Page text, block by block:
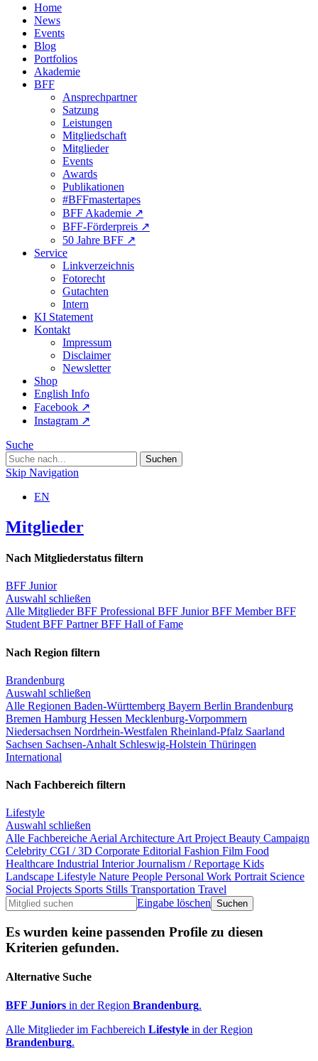
Home
News
Events
Blog
Portfolios
Akademie
BFF
Ansprechpartner
Satzung
Leistungen
Mitgliedschaft
Mitglieder
Events
Awards
Publikationen
#BFFmastertapes
BFF Akademie ↗︎
BFF-Förderpreis ↗︎
50 Jahre BFF ↗︎
Service
Linkverzeichnis
Fotorecht
Gutachten
Intern
KI Statement
Kontakt
Impressum
Disclaimer
Newsletter
Shop
English Info
Facebook ↗︎
Instagram ↗︎
Suche
Skip Navigation
EN
Mitglieder
Nach Mitgliederstatus filtern
BFF Junior
Auswahl schließen
Alle MitgliederBFF Professional BFF JuniorBFF MemberBFF
Student BFF PartnerBFF Hall of Fame
Nach Region filtern
Brandenburg
Auswahl schließen
Alle Regionen Baden-Württemberg Bayern Berlin Brandenburg
Bremen Hamburg Hessen Mecklenburg-Vorpommern
Niedersachsen Nordrhein-Westfalen Rheinland-Pfalz Saarland
Sachsen Sachsen-Anhalt Schleswig-Holstein Thüringen
International
Nach Fachbereich filtern
Lifestyle
Auswahl schließen
Alle Fachbereiche Aerial Architecture Art Project Beauty Campaign
Celebrity CGI / 3D Corporate Editorial Fashion Film Food
Healthcare Industrial InteriorJournalism / Reportage Kids
Landscape Lifestyle Nature People Personal Work Portrait Science
Social Projects Sports Stills Transportation Travel
Eingabe löschen
Es wurden keine passenden Profile zu diesen
Kriterien gefunden.
Alternative Suche
BFF Juniors in der Region Brandenburg.
Alle Mitglieder im Fachbereich Lifestyle in der Region
Brandenburg.